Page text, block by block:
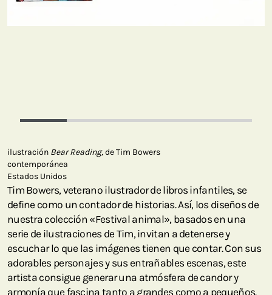
ilustración Bear Reading,de Tim Bowers
contemporánea
Estados Unidos
Tim Bowers, veterano ilustrador de libros infantiles, se
define como un contador de historias. Así, los diseños de
nuestra colección «Festival animal», basados en una
serie de ilustraciones de Tim, invitan a detenerse y
escuchar lo que las imágenes tienen que contar. Con sus
adorables personajes y sus entrañables escenas, este
artista consigue generar una atmósfera de candor y
armonía que fascina tanto a grandes como a pequeños.